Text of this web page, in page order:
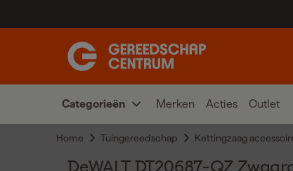
Categorieën Merken Acties Outlet
Home Tuingereedschap Kettingzaag
DeWALT DT20687-QZ